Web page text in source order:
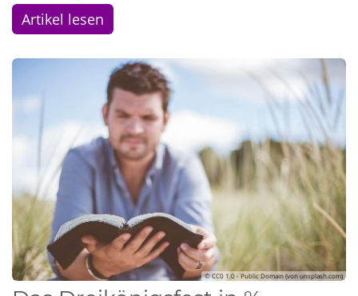
Artikel lesen
© CC0 1.0 - Public Domain (von unsplash.com)